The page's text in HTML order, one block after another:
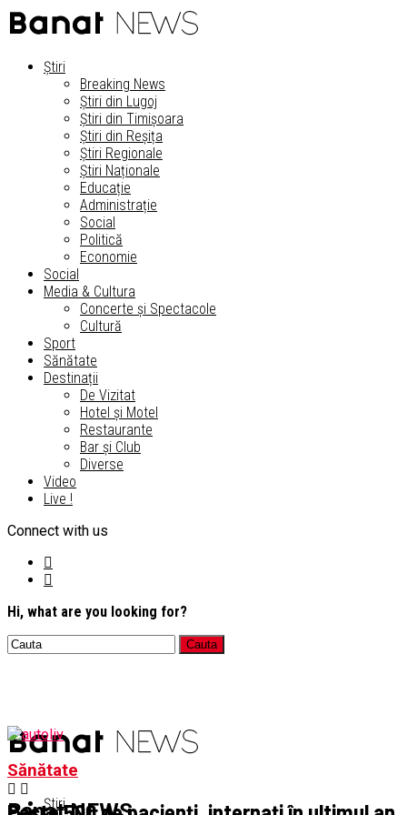
Știri
Breaking News
Știri din Lugoj
Știri din Timișoara
Știri din Reșița
Știri Regionale
Știri Naționale
Educație
Administrație
Social
Politică
Economie
Social
Media & Cultura
Concerte și Spectacole
Cultură
Sport
Sănătate
Destinații
De Vizitat
Hotel și Motel
Restaurante
Bar și Club
Diverse
Video
Live !
Connect with us
Hi, what are you looking for?
Știri
Sănătate